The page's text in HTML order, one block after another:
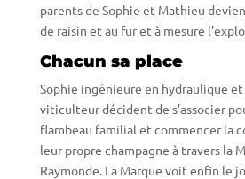
parents de Sophie et Mathieu
de raisin et au fur et à mesure
Chacun sa place
Sophie ingénieure en hydraulique
viticulteur décident de s’associer
flambeau familial et commencer la
leur propre champagne à travers la
Raymonde. La Marque voit enfin le